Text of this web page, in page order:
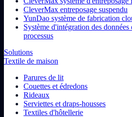
CleverMax entreposage suspendu
YunDao système de fabrication
Système d'intégration des
processus
Solutions
Textile de maison
Parures de lit
Couettes et édredons
Rideaux
Serviettes et draps-housses
Textiles d'hôtellerie